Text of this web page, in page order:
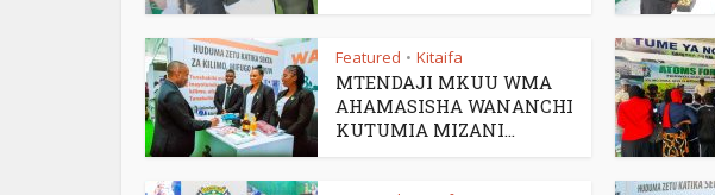
Featured • Kitaifa
MTENDAJI MKUU WMA
AHAMASISHA WANANCHI
KUTUMIA MIZANI...